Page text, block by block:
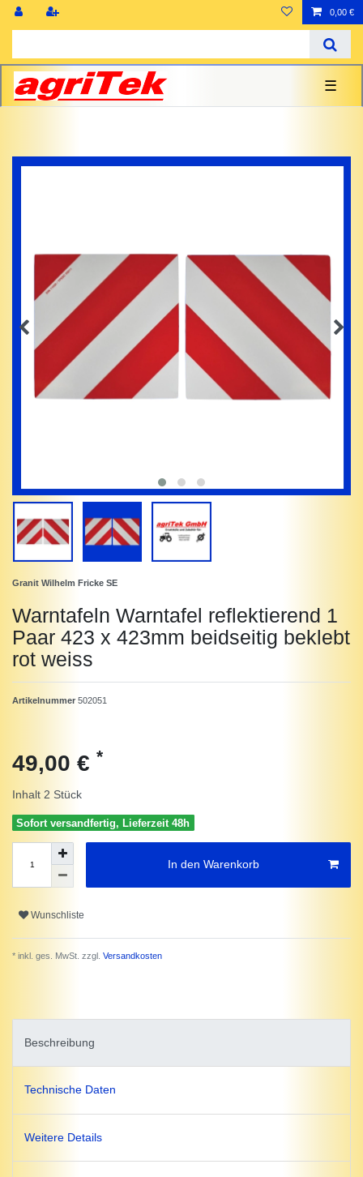
0,00 €
☰
Granit Wilhelm Fricke SE
Warntafeln Warntafel reflektierend 1
Paar 423 x 423mm beidseitig beklebt
rot weiss
Artikelnummer 502051
49,00 € *
Inhalt 2 Stück
Sofort versandfertig, Lieferzeit 48h
In den Warenkorb
Wunschliste
* inkl. ges. MwSt. zzgl. Versandkosten
Beschreibung
Technische Daten
Weitere Details